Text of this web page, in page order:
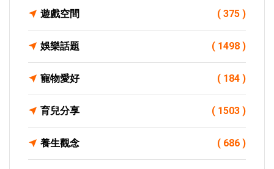
遊戲空間 ( 375 )
娛樂話題 ( 1498 )
寵物愛好 ( 184 )
育兒分享 ( 1503 )
養生觀念 ( 686 )